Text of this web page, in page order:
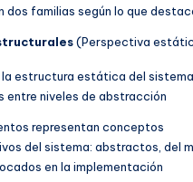
dos familias según lo que
(Perspectiva
la estructura estática del
entre niveles de abstracción
representan conceptos
del sistema: abstractos, del
en la implementación